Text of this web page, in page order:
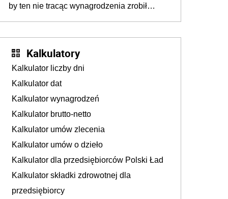
by ten nie tracąc wynagrodzenia zrobił
Kalkulatory
Kalkulator liczby dni
Kalkulator dat
Kalkulator wynagrodzeń
Kalkulator brutto-netto
Kalkulator umów zlecenia
Kalkulator umów o dzieło
Kalkulator dla przedsiębiorców Polski Ład
Kalkulator składki zdrowotnej dla
przedsiębiorcy